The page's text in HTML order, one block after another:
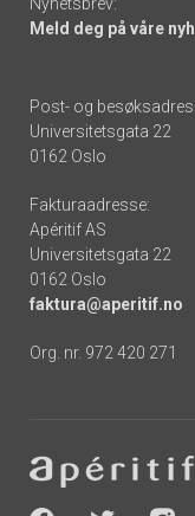
Meld deg på våre
Post- og
Universitetsgata 22
0162 Oslo
Fakturaadresse:
Apéritif AS
Universitetsgata 22
0162 Oslo
faktura@aperitif.no
Org. nr. 972 420 271
-